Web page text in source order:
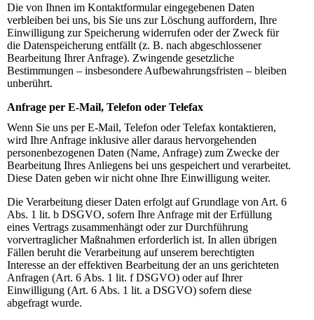
Die von Ihnen im Kontaktformular eingegebenen Daten
verbleiben bei uns, bis Sie uns zur Löschung auffordern, Ihre
Einwilligung zur Speicherung widerrufen oder der Zweck für
die Datenspeicherung entfällt (z. B. nach abgeschlossener
Bearbeitung Ihrer Anfrage). Zwingende gesetzliche
Bestimmungen – insbesondere Aufbewahrungsfristen – bleiben
unberührt.
Anfrage per E-Mail, Telefon oder Telefax
Wenn Sie uns per E-Mail, Telefon oder Telefax kontaktieren,
wird Ihre Anfrage inklusive aller daraus hervorgehenden
personenbezogenen Daten (Name, Anfrage) zum Zwecke der
Bearbeitung Ihres Anliegens bei uns gespeichert und verarbeitet.
Diese Daten geben wir nicht ohne Ihre Einwilligung weiter.
Die Verarbeitung dieser Daten erfolgt auf Grundlage von Art. 6
Abs. 1 lit. b DSGVO, sofern Ihre Anfrage mit der Erfüllung
eines Vertrags zusammenhängt oder zur Durchführung
vorvertraglicher Maßnahmen erforderlich ist. In allen übrigen
Fällen beruht die Verarbeitung auf unserem berechtigten
Interesse an der effektiven Bearbeitung der an uns gerichteten
Anfragen (Art. 6 Abs. 1 lit. f DSGVO) oder auf Ihrer
Einwilligung (Art. 6 Abs. 1 lit. a DSGVO) sofern diese
abgefragt wurde.